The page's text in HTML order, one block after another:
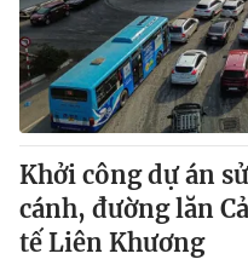
Khởi công dự án
cánh, đường lăn
tế Liên Khương